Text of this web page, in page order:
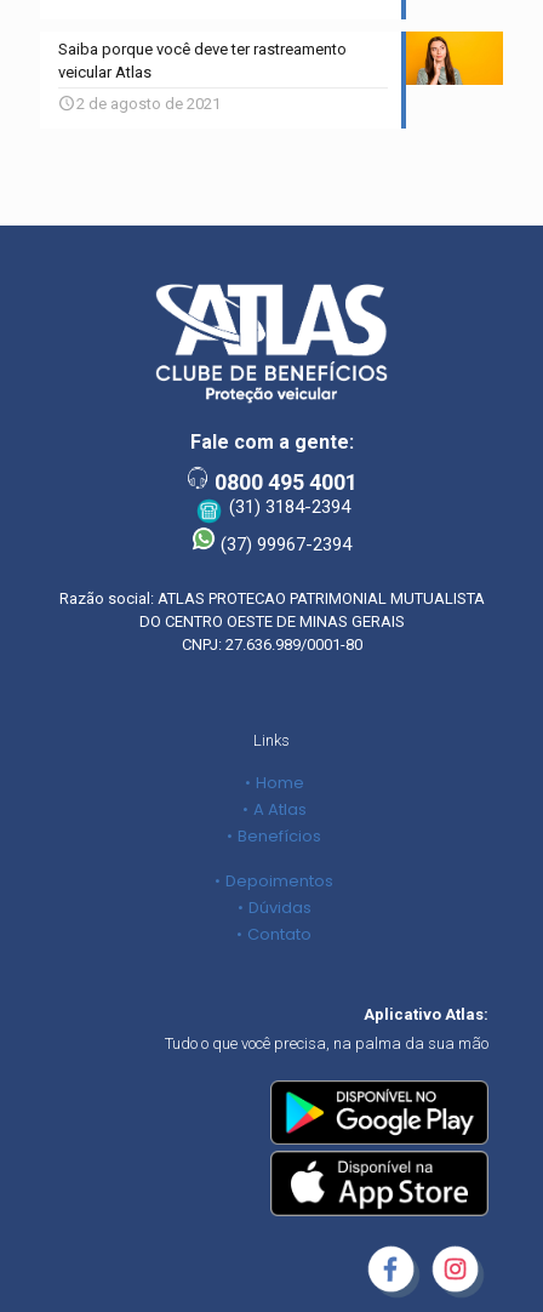
Saiba porque você deve ter rastreamento
veicular Atlas
2 de agosto de 2021
Fale com a gente:
0800 495 4001
(31) 3184-2394
(37) 99967-2394
Razão social: ATLAS PROTECAO PATRIMONIAL MUTUALISTA
DO CENTRO OESTE DE MINAS GERAIS
CNPJ: 27.636.989/0001-80
Links
Home
A Atlas
Benefícios
Depoimentos
Dúvidas
Contato
Aplicativo Atlas:
Tudo o que você precisa, na palma da sua mão